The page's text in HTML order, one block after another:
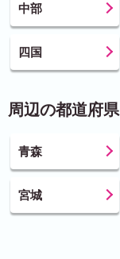
中部
四国
周辺の都道府県
青森
宮城